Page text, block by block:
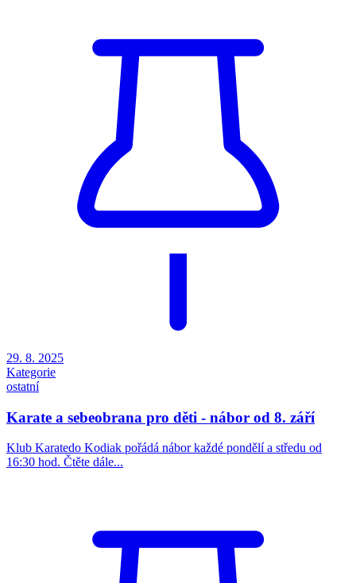
29. 8. 2025
Kategorie
ostatní
Karate a sebeobrana pro děti - nábor od 8. září
Klub Karatedo Kodiak pořádá nábor každé pondělí a středu od
16:30 hod. Čtěte dále...